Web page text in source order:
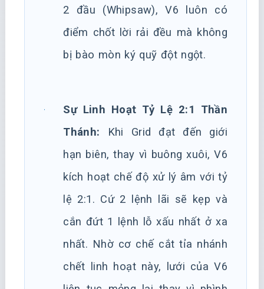
2 đầu (Whipsaw), V6 luôn có
điểm chốt lời rải đều mà không
bị bào mòn ký quỹ đột ngột.
Sự Linh Hoạt Tỷ Lệ 2:1 Thần
Thánh: Khi Grid đạt đến giới
hạn biên, thay vì buông xuôi, V6
kích hoạt chế độ xử lý âm với tỷ
lệ 2:1. Cứ 2 lệnh lãi sẽ kẹp và
cắn đứt 1 lệnh lỗ xấu nhất ở xa
nhất. Nhờ cơ chế cắt tỉa nhánh
chết linh hoạt này, lưới của V6